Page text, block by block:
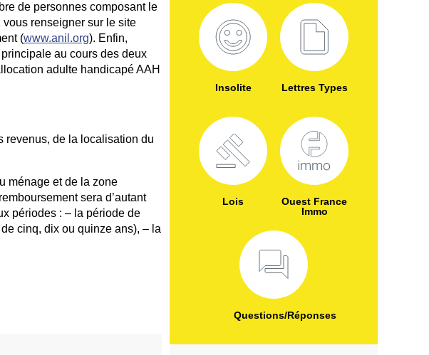
de personnes composant le
renseigner sur le site
(www.anil.org). Enfin,
au cours des deux
adulte handicapé AAH
revenus, de la localisation du
ménage et de la zone
sera d’autant
périodes : – la période de
cinq, dix ou quinze ans), – la
Insolite Lettres Types
Lois
Ouest France
Immo
Questions/Réponses